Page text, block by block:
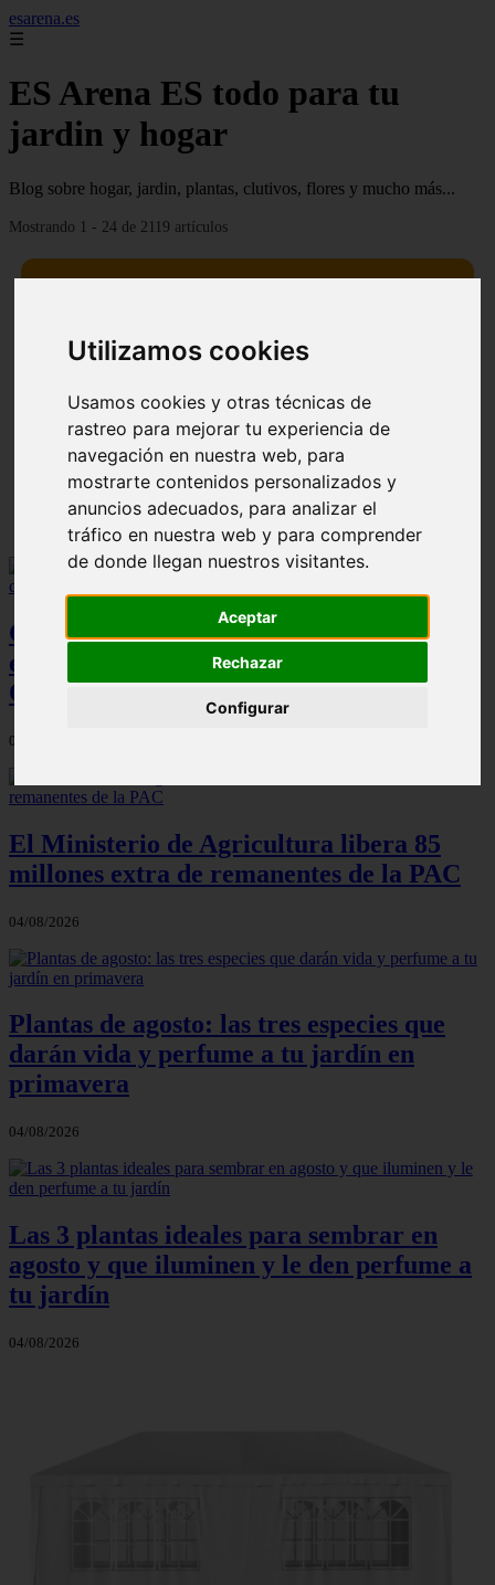
Utilizamos cookies
Usamos cookies y otras técnicas de
rastreo para mejorar tu experiencia de
navegación en nuestra web, para
mostrarte contenidos personalizados y
anuncios adecuados, para analizar el
tráfico en nuestra web y para comprender
de donde llegan nuestros visitantes.
Aceptar
Rechazar
Configurar
esarena.es
☰
ES Arena ES todo para tu
jardin y hogar
Blog sobre hogar, jardin, plantas, clutivos, flores y mucho más...
Mostrando 1 - 24 de 2119 artículos
defendible
Cien toneladas de abono local: la
estrategia de Madrid frente a la crisis de
Ormuz
04/08/2026
El Ministerio de Agricultura libera 85
millones extra de remanentes de la PAC
04/08/2026
Plantas de agosto: las tres especies que
darán vida y perfume a tu jardín en
primavera
04/08/2026
Las 3 plantas ideales para sembrar en
agosto y que iluminen y le den perfume a
tu jardín
04/08/2026